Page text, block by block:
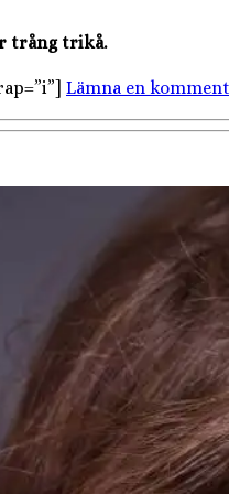
trång trikå.
Lämna en